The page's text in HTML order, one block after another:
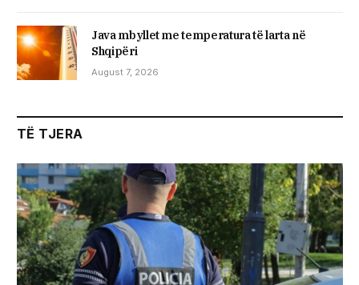
Java mbyllet me temperatura të larta në
Shqipëri
August 7, 2026
TË TJERA